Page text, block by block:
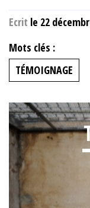
Ecrit le 22
Mots clés :
TÉMOIGNAGE